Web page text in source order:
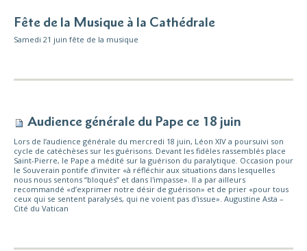
Fête de la Musique à la Cathédrale
Samedi 21 juin fête de la musique
Audience générale du Pape ce 18 juin
Lors de l’audience générale du mercredi 18 juin, Léon XIV a poursuivi son
cycle de catéchèses sur les guérisons. Devant les fidèles rassemblés place
Saint-Pierre, le Pape a médité sur la guérison du paralytique. Occasion pour
le Souverain pontife d’inviter «à réfléchir aux situations dans lesquelles
nous nous sentons “bloqués” et dans l'impasse». Il a par ailleurs
recommandé «d’exprimer notre désir de guérison» et de prier «pour tous
ceux qui se sentent paralysés, qui ne voient pas d'issue». Augustine Asta –
Cité du Vatican